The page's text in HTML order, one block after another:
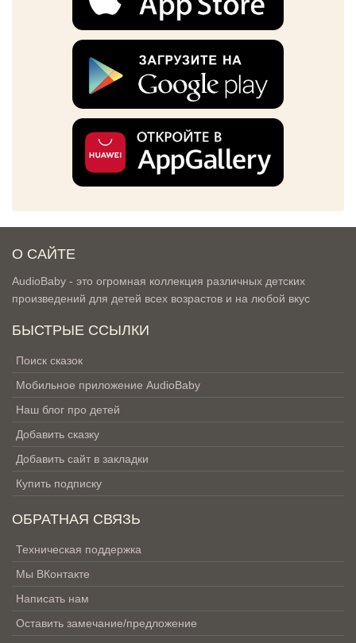
О САЙТЕ
AudioBaby - это огромная коллекция различных детских
произведений для детей всех возрастов и на любой вкус
БЫСТРЫЕ ССЫЛКИ
Поиск сказок
Мобильное приложение AudioBaby
Наш блог про детей
Добавить сказку
Добавить сайт в закладки
Купить подписку
ОБРАТНАЯ СВЯЗЬ
Техническая поддержка
Мы ВКонтакте
Написать нам
Оставить замечание/предложение